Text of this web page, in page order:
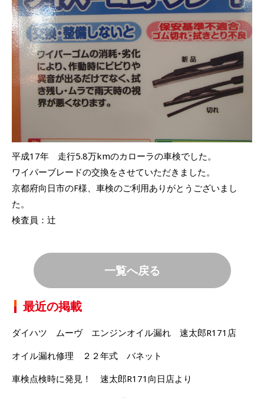
平成17年 走行5.8万kmのカローラの車検でした。
ワイパーブレードの交換をさせていただきました。
京都府向日市のF様、車検のご利用ありがとうございまし
た。
検査員：辻
一覧へ戻る
最近の掲載
ダイハツ ムーヴ エンジンオイル漏れ 速太郎R171店
オイル漏れ修理 ２２年式 バネット
車検点検時に発見！ 速太郎R171向日店より